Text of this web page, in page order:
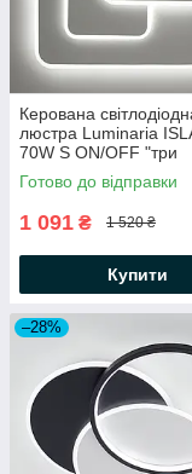
Керована
люстра Luminaria
70W S ON/OFF "три
квадрати" біла
WHITE/WHITE-220V-
Готово до відправки
1 091 ₴ 1 520 ₴
Купити
–28%